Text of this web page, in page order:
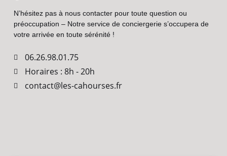
N’hésitez pas à nous contacter pour toute question ou
préoccupation – Notre service de conciergerie s’occupera de
votre arrivée en toute sérénité !
06.26.98.01.75
Horaires : 8h - 20h
contact@les-cahourses.fr